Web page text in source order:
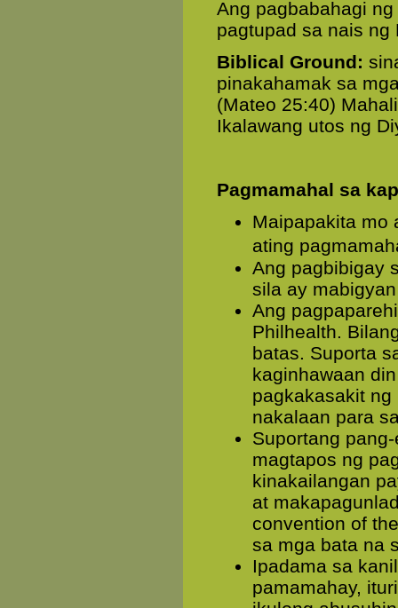
Ang pagbabahagi
pagtupad sa nais ng
Biblical Ground:
pinakahamak sa
(Mateo 25:40)
Ikalawang utos ng
Pagmamahal sa
Maipapakita mo
ating
Ang pagbibigay
sila ay
Ang
Philhealth.
batas. Suporta
kaginhawaan
pagkakasakit
nakalaan para
Suportang
magtapos ng
kinakailangan
at
convention of
sa mga bata na
Ipadama sa
pamamahay,